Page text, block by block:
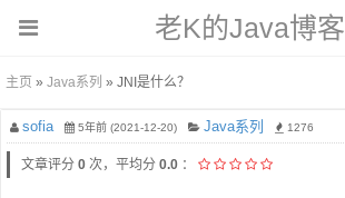
老K的Java博客
主页 » Java系列 » JNI是什么？
sofia 5年前 (2021-12-20) Java系列 1276
文章评分 0 次，平均分 0.0 ：